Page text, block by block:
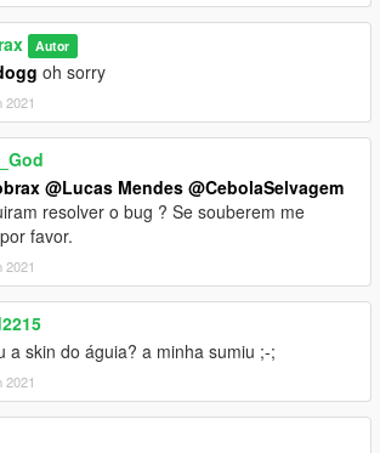
Autor
oh sorry
2021
@Lucas Mendes @CebolaSelvagem
resolver o bug ? Se souberem me
favor.
2021
a skin do águia? a minha sumiu ;-;
2021